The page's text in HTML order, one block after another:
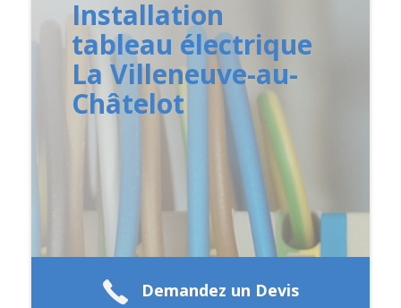
Installation
tableau électrique
La Villeneuve-au-
Châtelot
Demandez un Devis